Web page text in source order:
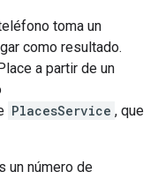
toma un
como resultado.
a partir de un
PlacesService , que
un número de